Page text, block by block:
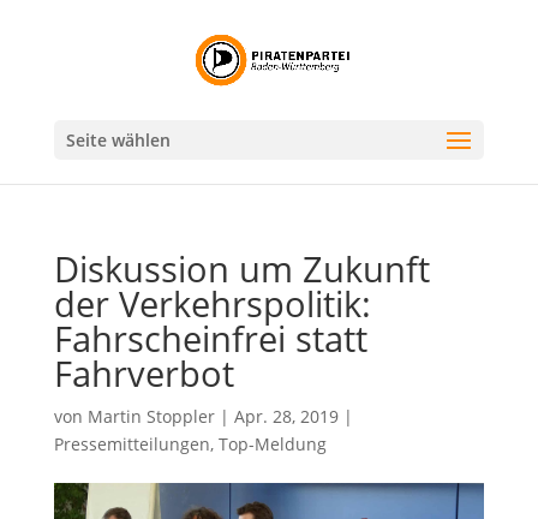
Seite wählen
Diskussion um Zukunft
der Verkehrspolitik:
Fahrscheinfrei statt
Fahrverbot
von Martin Stoppler| Apr. 28, 2019|
Pressemitteilungen, Top-Meldung